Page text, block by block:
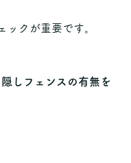
ックが重要です。
しフェンスの有無を